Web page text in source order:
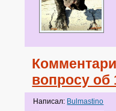
вопросу об
Написал: Bulmastino